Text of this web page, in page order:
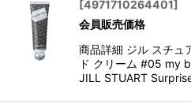
[4971710264401]
会員販売価格
商品詳細 ジル スチュ
ド クリーム #05 my
JILL STUART